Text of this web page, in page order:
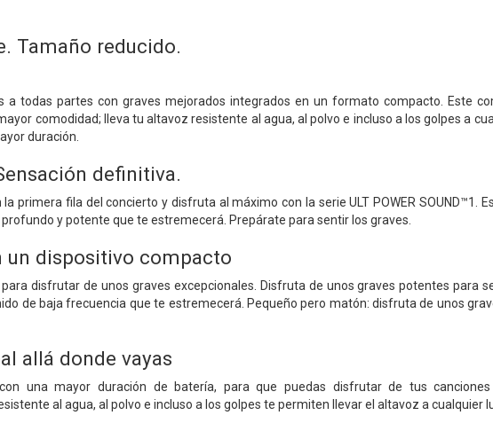
Tamaño reducido.
a todas partes con graves mejorados integrados en un formato compacto. Este
comodidad; lleva tu altavoz resistente al agua, al polvo e incluso a los golpes a
duración.
definitiva.
primera fila del concierto y disfruta al máximo con la serie ULT POWER SOUND™1.
y potente que te estremecerá. Prepárate para sentir los graves.
un dispositivo compacto
disfrutar de unos graves excepcionales. Disfruta de unos graves potentes para
de baja frecuencia que te estremecerá. Pequeño pero matón: disfruta de unos
allá donde vayas
una mayor duración de batería, para que puedas disfrutar de tus
al agua, al polvo e incluso a los golpes te permiten llevar el altavoz a cualquier